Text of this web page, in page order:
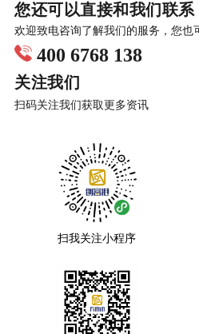
您还可以直接和我们联系
欢迎致电咨询了解我们的服务，您也
400 6768 138
关注我们
扫码关注我们获取更多资讯
扫我关注小程序